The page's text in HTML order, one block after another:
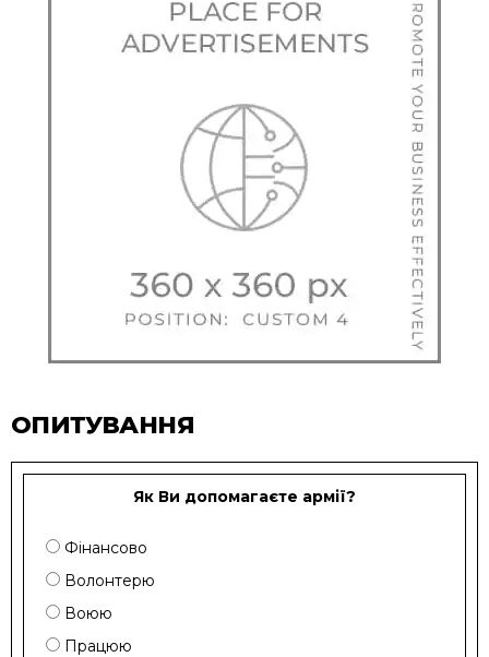
ОПИТУВАННЯ
Як Ви допомагаєте армії?
Фінансово
Волонтерю
Воюю
Працюю